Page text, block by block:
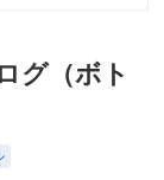
グ（ボト